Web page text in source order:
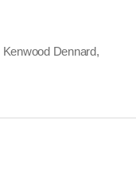
Kenwood Dennard,